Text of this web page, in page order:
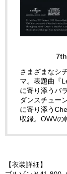
さまざまなシ
マ。表題曲『
に寄り添うバ
ダンスチュー
に寄り添う
収録。OWVの
【衣装詳細】